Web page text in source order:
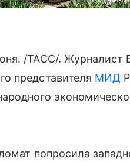
/ТАСС/. Журналист
представителя МИД
попросила